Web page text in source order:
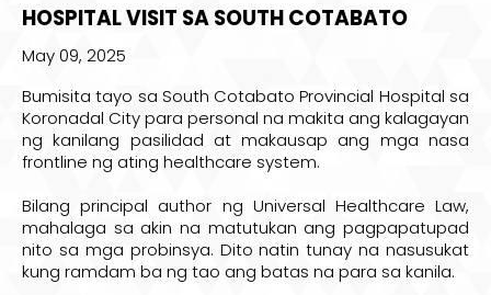
HOSPITAL VISIT SA SOUTH COTABATO
May 09, 2025
Bumisita tayo sa South Cotabato Provincial Hospital sa
Koronadal City para personal na makita ang kalagayan
ng kanilang pasilidad at makausap ang mga nasa
frontline ng ating healthcare system.
Bilang principal author ng Universal Healthcare Law,
mahalaga sa akin na matutukan ang pagpapatupad
nito sa mga probinsya. Dito natin tunay na nasusukat
kung ramdam ba ng tao ang batas na para sa kanila.